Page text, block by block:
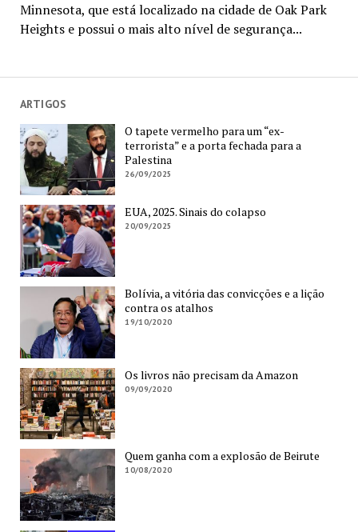
Minnesota, que está localizado na cidade de Oak Park
Heights e possui o mais alto nível de segurança...
ARTIGOS
O tapete vermelho para um “ex-
terrorista” e a porta fechada para a
Palestina
26/09/2025
EUA, 2025. Sinais do colapso
20/09/2025
Bolívia, a vitória das convicções e a lição
contra os atalhos
19/10/2020
Os livros não precisam da Amazon
09/09/2020
Quem ganha com a explosão de Beirute
10/08/2020